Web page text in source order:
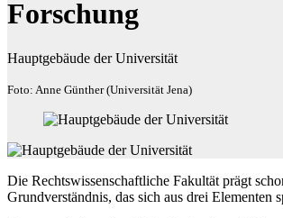
Forschung
Hauptgebäude der Universität
Foto: Anne Günther (Universität Jena)
Die Rechtswissenschaftliche Fakultät prägt
Grundverständnis, das sich aus drei Elementen